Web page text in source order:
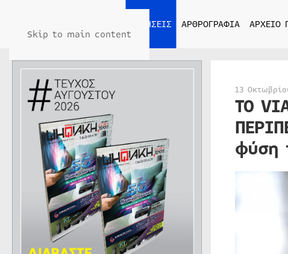
Skip to main content
ΕΙΔΗΣΕΙΣ ΑΡΘΡΟΓΡΑΦΙΑ ΑΡΧΕΙΟ
13
ΤΟ
φύση